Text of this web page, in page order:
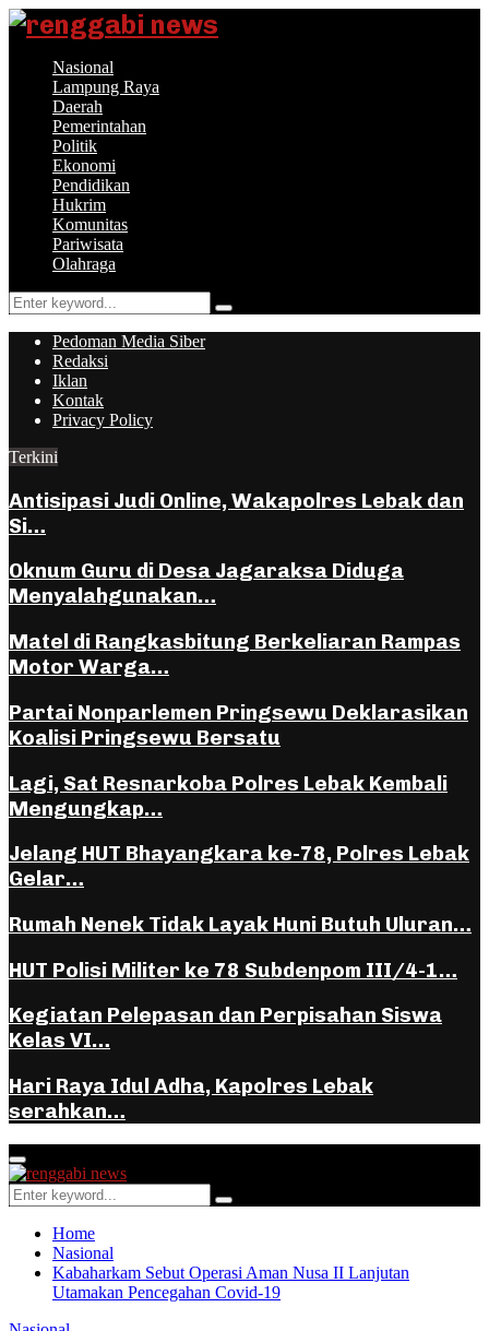
Nasional
Lampung Raya
Daerah
Pemerintahan
Politik
Ekonomi
Pendidikan
Hukrim
Komunitas
Pariwisata
Olahraga
Search
for:
Search
Pedoman Media Siber
Redaksi
Iklan
Kontak
Privacy Policy
Terkini
Antisipasi Judi Online, Wakapolres Lebak dan
Si…
Oknum Guru di Desa Jagaraksa Diduga
Menyalahgunakan…
Matel di Rangkasbitung Berkeliaran Rampas
Motor Warga…
Partai Nonparlemen Pringsewu Deklarasikan
Koalisi Pringsewu Bersatu
Lagi, Sat Resnarkoba Polres Lebak Kembali
Mengungkap…
Jelang HUT Bhayangkara ke-78, Polres Lebak
Gelar…
Rumah Nenek Tidak Layak Huni Butuh Uluran…
HUT Polisi Militer ke 78 Subdenpom III/4-1…
Kegiatan Pelepasan dan Perpisahan Siswa
Kelas VI…
Hari Raya Idul Adha, Kapolres Lebak
serahkan…
Facebook
Instagram
Youtube
Whatsapp
Primary
Menu
Search
for:
Search
Home
Nasional
Kabaharkam Sebut Operasi Aman Nusa II Lanjutan
Utamakan Pencegahan Covid-19